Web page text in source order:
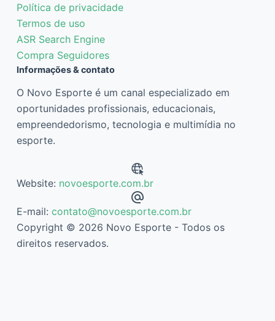
Política de privacidade
Termos de uso
ASR Search Engine
Compra Seguidores
Informações & contato
O Novo Esporte é um canal especializado em
oportunidades profissionais, educacionais,
empreendedorismo, tecnologia e multimídia no
esporte.
Website: novoesporte.com.br
E-mail: contato@novoesporte.com.br
Copyright © 2026 Novo Esporte - Todos os
direitos reservados.